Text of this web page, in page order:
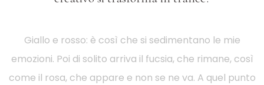
Giallo e rosso: è così che si sedimentano le mie
emozioni. Poi di solito arriva il fucsia, che rimane, così
come il rosa, che appare e non se ne va. A quel punto